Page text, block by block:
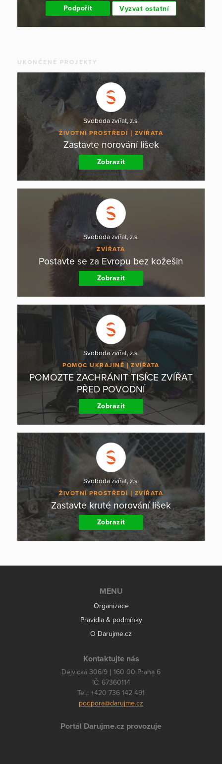
Podpořit Vyzvat ostatní
UKONČENÉ PROJEKTY
Svoboda zvířat, z.s.
ŽIVOTNÍ PROSTŘEDÍ ZVÍŘATA
Zastavte norování lišek
Zobrazit
Svoboda zvířat, z.s.
ZVÍŘATA
Postavte se za Evropu bez kožešin
Zobrazit
Svoboda zvířat, z.s.
POMOC UKRAJINĚ ZVÍŘATA
POMOZTE ZACHRÁNIT TISÍCE ZVÍŘAT
PŘED POVODNÍ
Zobrazit
Svoboda zvířat, z.s.
ŽIVOTNÍ PROSTŘEDÍ ZVÍŘATA
Zastavte kruté norování lišek
Zobrazit
MENU
Organizace
Pravidla & podmínky
O Darujme.cz
Kontaktujte nás
Dejvická 306/9 | 160 00 Praha 6
IČ: 67360114
Tel.: +420 736 142 491
podpora@darujme.cz
Portál Darujme.cz provozuje